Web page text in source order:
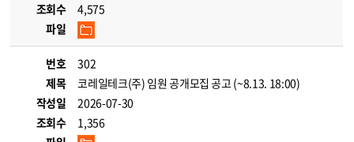
조회수
4,575
파일
번호
302
제목
코레일테크(주) 임원 공개모집 공고 (~8.13. 18:00)
작성일
2026-07-30
조회수
1,356